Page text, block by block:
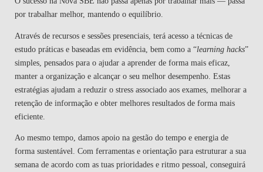
por trabalhar melhor, mantendo o equilíbrio.
Através de recursos e sessões presenciais, terá acesso a técnicas de
estudo práticas e baseadas em evidência, bem como a “learning hacks”
simples, pensados para o ajudar a aprender de forma mais eficaz,
manter a organização e alcançar o seu melhor desempenho. Estas
estratégias ajudam a reduzir o stress associado aos exames, melhorar a
retenção de informação e obter melhores resultados de forma mais
eficiente.
Ao mesmo tempo, damos apoio na gestão do tempo e energia de
forma sustentável. Com ferramentas e orientação para estruturar a sua
semana de acordo com as tuas prioridades e ritmo pessoal, conseguirá